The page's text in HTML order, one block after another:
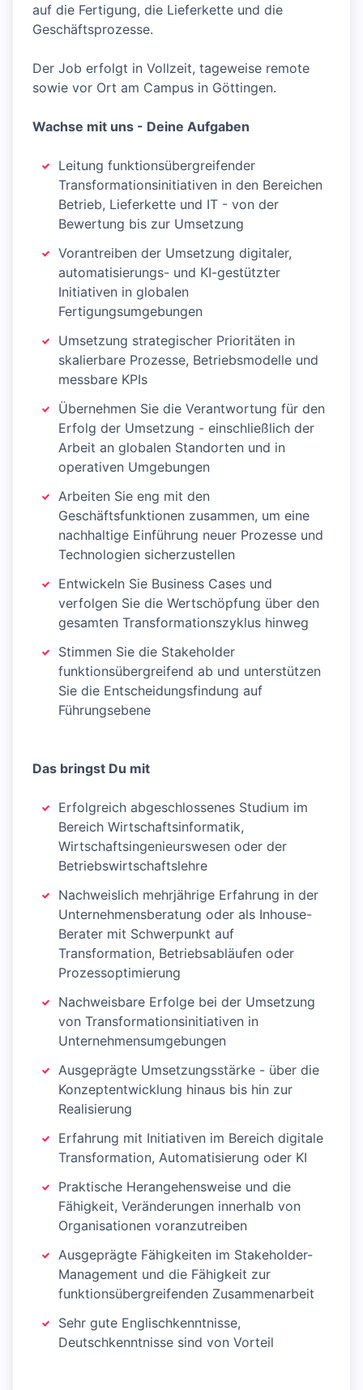
auf die Fertigung, die Lieferkette und die
Geschäftsprozesse.
Der Job erfolgt in Vollzeit, tageweise remote
sowie vor Ort am Campus in Göttingen.
Wachse mit uns - Deine Aufgaben
Leitung funktionsübergreifender
Transformationsinitiativen in den Bereichen
Betrieb, Lieferkette und IT - von der
Bewertung bis zur Umsetzung
Vorantreiben der Umsetzung digitaler,
automatisierungs- und KI-gestützter
Initiativen in globalen
Fertigungsumgebungen
Umsetzung strategischer Prioritäten in
skalierbare Prozesse, Betriebsmodelle und
messbare KPIs
Übernehmen Sie die Verantwortung für den
Erfolg der Umsetzung - einschließlich der
Arbeit an globalen Standorten und in
operativen Umgebungen
Arbeiten Sie eng mit den
Geschäftsfunktionen zusammen, um eine
nachhaltige Einführung neuer Prozesse und
Technologien sicherzustellen
Entwickeln Sie Business Cases und
verfolgen Sie die Wertschöpfung über den
gesamten Transformationszyklus hinweg
Stimmen Sie die Stakeholder
funktionsübergreifend ab und unterstützen
Sie die Entscheidungsfindung auf
Führungsebene
Das bringst Du mit
Erfolgreich abgeschlossenes Studium im
Bereich Wirtschaftsinformatik,
Wirtschaftsingenieurswesen oder der
Betriebswirtschaftslehre
Nachweislich mehrjährige Erfahrung in der
Unternehmensberatung oder als Inhouse-
Berater mit Schwerpunkt auf
Transformation, Betriebsabläufen oder
Prozessoptimierung
Nachweisbare Erfolge bei der Umsetzung
von Transformationsinitiativen in
Unternehmensumgebungen
Ausgeprägte Umsetzungsstärke - über die
Konzeptentwicklung hinaus bis hin zur
Realisierung
Erfahrung mit Initiativen im Bereich digitale
Transformation, Automatisierung oder KI
Praktische Herangehensweise und die
Fähigkeit, Veränderungen innerhalb von
Organisationen voranzutreiben
Ausgeprägte Fähigkeiten im Stakeholder-
Management und die Fähigkeit zur
funktionsübergreifenden Zusammenarbeit
Sehr gute Englischkenntnisse,
Deutschkenntnisse sind von Vorteil